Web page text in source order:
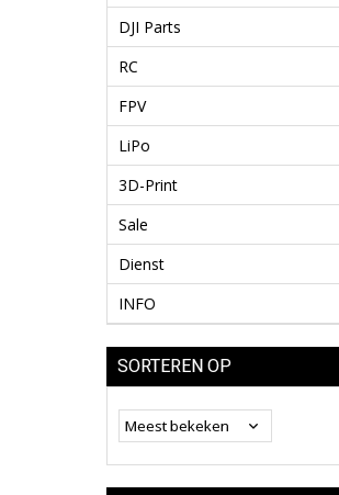
DJI Parts
RC
FPV
LiPo
3D-Print
Sale
Dienst
INFO
SORTEREN OP